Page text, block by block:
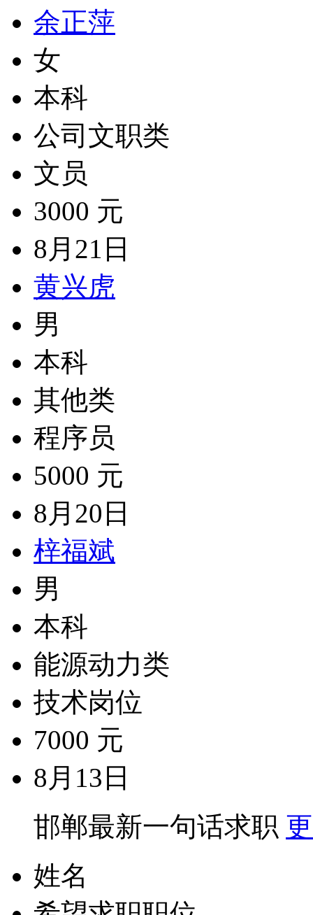
余正萍
女
本科
公司文职类
文员
3000 元
8月21日
黄兴虎
男
本科
其他类
程序员
5000 元
8月20日
梓福斌
男
本科
能源动力类
技术岗位
7000 元
8月13日
邯郸最新一句话求职
姓名